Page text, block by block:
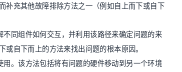
补充其他故障排除方法之一（例如自上而下或自下
不同组件如何交互，并利用该路径来确定问题的来
自下而上的方法来找出问题的根本原因。
用。该方法包括将有问题的硬件移动到另一个环境